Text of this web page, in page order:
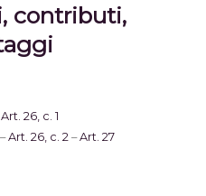
contributi,
Art. 26, c. 1
–Art. 26, c. 2 –Art. 27